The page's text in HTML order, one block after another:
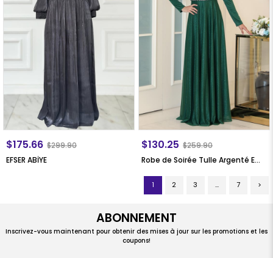
EFSER ABİYE
$175.66 $299.90
Robe de Soirée Tulle Argenté Emeraude SN46
$130.25 $259.90
1 2 3 ... 7 >
ABONNEMENT
Inscrivez-vous maintenant pour obtenir des mises à jour sur les promotions et les
coupons!